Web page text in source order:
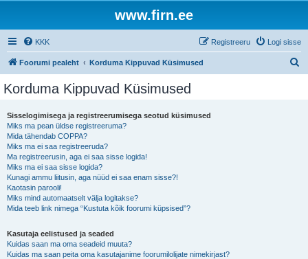
www.firn.ee
KKK Logi sisse
Registreeru
Foorumi pealeht Korduma Kippuvad Küsimused
Korduma Kippuvad Küsimused
Sisselogimisega ja registreerumisega seotud küsimused
Miks ma pean üldse registreeruma?
Mida tähendab COPPA?
Miks ma ei saa registreeruda?
Ma registreerusin, aga ei saa sisse logida!
Miks ma ei saa sisse logida?
Kunagi ammu liitusin, aga nüüd ei saa enam sisse?!
Kaotasin parooli!
Miks mind automaatselt välja logitakse?
Mida teeb link nimega “Kustuta kõik foorumi küpsised”?
Kasutaja eelistused ja seaded
Kuidas saan ma oma seadeid muuta?
Kuidas ma saan peita oma kasutajanime foorumilolijate nimekirjast?